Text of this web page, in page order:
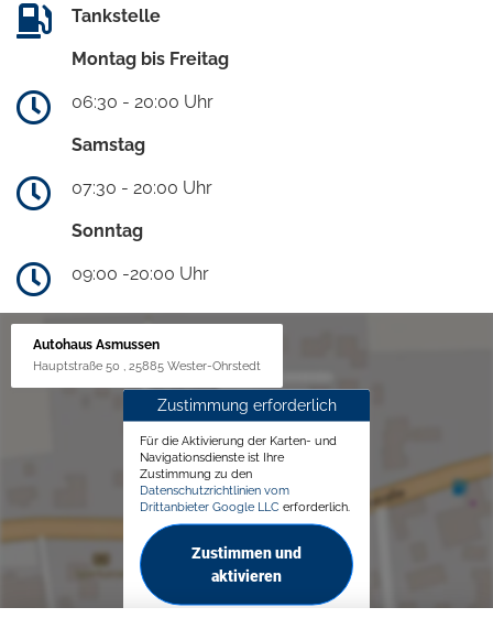
Tankstelle
Montag bis Freitag
06:30 - 20:00 Uhr
Samstag
07:30 - 20:00 Uhr
Sonntag
09:00 -20:00 Uhr
Autohaus Asmussen
Hauptstraße 50 , 25885 Wester-Ohrstedt
Zustimmung erforderlich
Für die Aktivierung der Karten- und
Navigationsdienste ist Ihre
Zustimmung zu den
Datenschutzrichtlinien vom
Drittanbieter Google LLC erforderlich.
Zustimmen und
aktivieren